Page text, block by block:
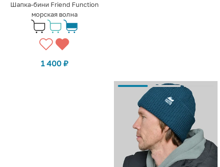
Шапка-бини Friend Function
морская волна
1 400 ₽